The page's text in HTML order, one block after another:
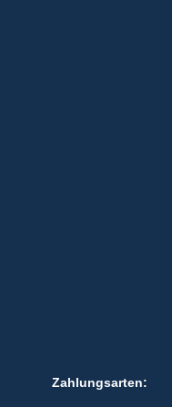
Zahlungsarten: